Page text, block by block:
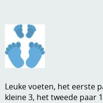
Aanbiedingen
Andere
Dies om te stansen
Verzend - en verpakkingsk
Mijn account
Info
Leuke voeten, het eerste
kleine 3, het tweede paar